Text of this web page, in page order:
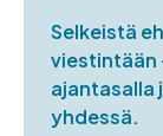
Selkeistä
viestintään
ajantasalla
yhdessä.